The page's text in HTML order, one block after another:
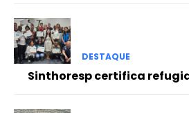
DESTAQUE
Sinthoresp certifica